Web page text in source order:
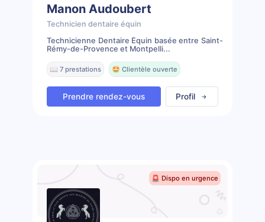
Manon Audoubert
Technicien dentaire équin
Technicienne Dentaire Équin basée entre Saint-
Rémy-de-Provence et Montpelli...
📖 7 prestations 🤩 Clientèle ouverte
Prendre rendez-vous Profil
🚨 Dispo en urgence